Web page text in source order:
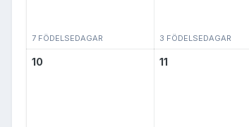
7 FÖDELSEDAGAR 3 FÖDELSEDAGAR
10 11